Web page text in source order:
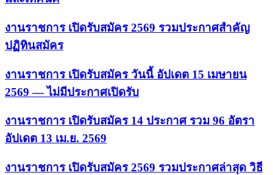
งานราชการ เปิดรับสมัคร 2569 รวมประกาศสำคัญ
ปฏิทินสมัคร
งานราชการ เปิดรับสมัคร วันนี้ อัปเดต 15 เมษายน
2569 — ไม่มีประกาศเปิดรับ
งานราชการ เปิดรับสมัคร 14 ประกาศ รวม 96 อัตรา
อัปเดต 13 เม.ย. 2569
งานราชการ เปิดรับสมัคร 2569 รวมประกาศล่าสุด วิธี